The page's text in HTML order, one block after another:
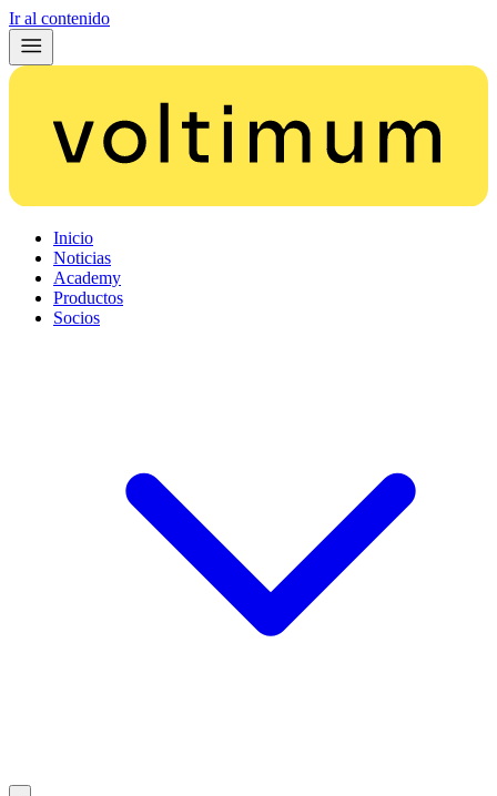
Ir al contenido
Inicio
Noticias
Academy
Productos
Socios